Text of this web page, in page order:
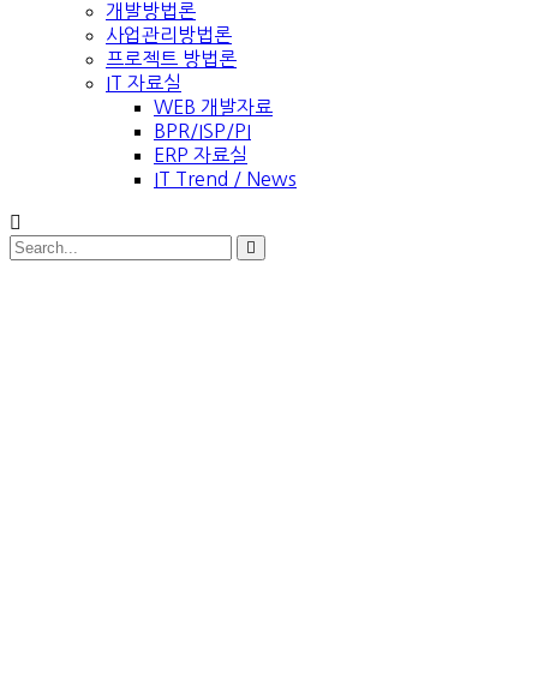
개발방법론
사업관리방법론
프로젝트 방법론
IT 자료실
WEB 개발자료
BPR/ISP/PI
ERP 자료실
IT Trend / News